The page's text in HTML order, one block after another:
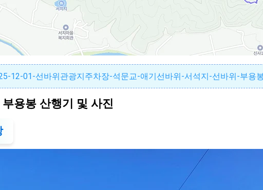
12-01-선바위관광지주차장-석문교-애기선바위-서석지-선바위-부용
용봉 산행기 및 사진